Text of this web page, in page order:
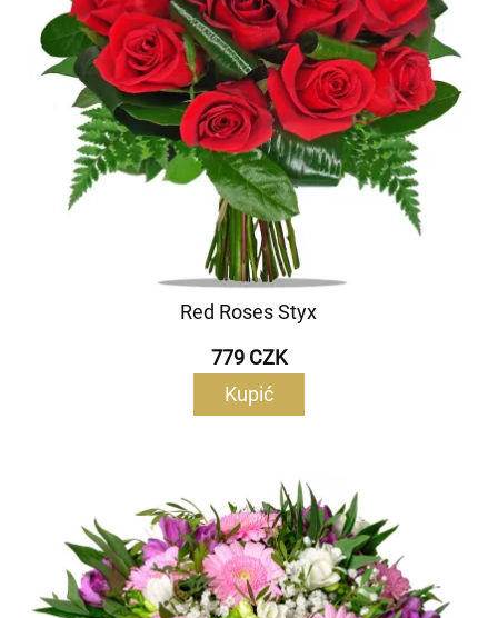
Red Roses Styx
779 CZK
Kupić